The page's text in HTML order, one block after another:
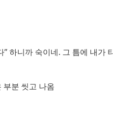
하니까 숙이네. 그 틈에 내가
부분 씻고 나옴